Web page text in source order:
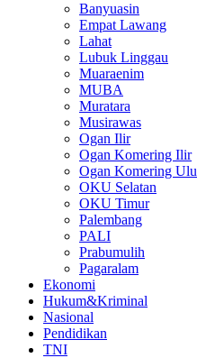
Banyuasin
Empat Lawang
Lahat
Lubuk Linggau
Muaraenim
MUBA
Muratara
Musirawas
Ogan Ilir
Ogan Komering Ilir
Ogan Komering Ulu
OKU Selatan
OKU Timur
Palembang
PALI
Prabumulih
Pagaralam
Ekonomi
Hukum&Kriminal
Nasional
Pendidikan
TNI